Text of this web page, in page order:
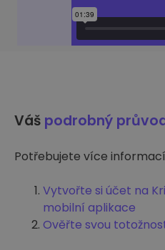
Váš podrobný
Potřebujete více
Vytvořte si účet na
mobilní aplikace
Ověřte svou